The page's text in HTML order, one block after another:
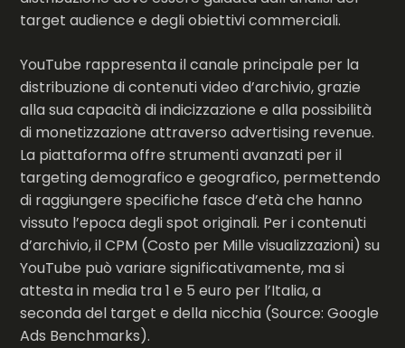
target audience e degli obiettivi commerciali.
YouTube rappresenta il canale principale per la
distribuzione di contenuti video d’archivio, grazie
alla sua capacità di indicizzazione e alla possibilità
di monetizzazione attraverso advertising revenue.
La piattaforma offre strumenti avanzati per il
targeting demografico e geografico, permettendo
di raggiungere specifiche fasce d’età che hanno
vissuto l’epoca degli spot originali. Per i contenuti
d’archivio, il CPM (Costo per Mille visualizzazioni) su
YouTube può variare significativamente, ma si
attesta in media tra 1 e 5 euro per l’Italia, a
seconda del target e della nicchia (Source: Google
Ads Benchmarks).